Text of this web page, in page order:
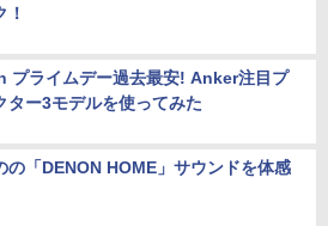
！
プライムデー過去最安! Anker注目プ
ター3モデルを使ってみた
の「DENON HOME」サウンドを体感